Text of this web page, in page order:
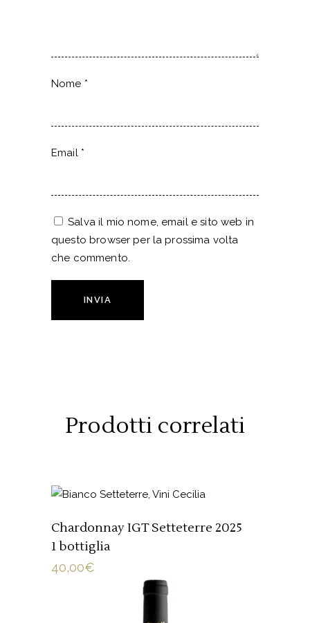
Nome *
Email *
Salva il mio nome, email e sito web in
questo browser per la prossima volta
che commento.
Prodotti correlati
Chardonnay IGT Setteterre 2025
1 bottiglia
40,00€